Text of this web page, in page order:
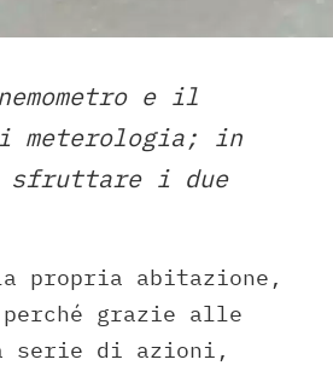
e il
meterologia; in
sfruttare i due
propria abitazione,
grazie alle
serie di azioni,